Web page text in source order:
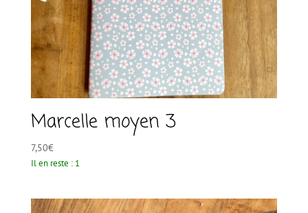
Marcelle moyen 3
7,50€
Il en reste : 1